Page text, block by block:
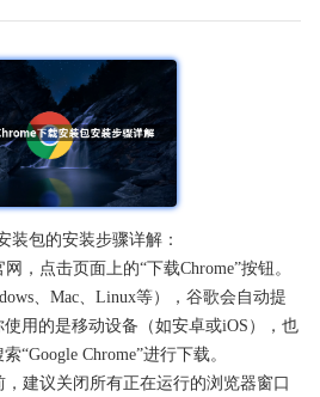
装包的安装步骤详解：
，点击页面上的“下载Chrome”按钮。
、Mac、Linux等），谷歌会自动提
用的是移动设备（如安卓或iOS），也
“Google Chrome”进行下载。
建议关闭所有正在运行的浏览器窗口